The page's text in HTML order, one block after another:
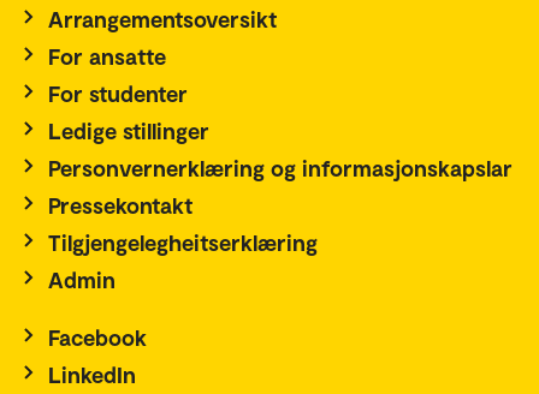
Arrangementsoversikt
For ansatte
For studenter
Ledige stillinger
Personvernerklæring og informasjonskapslar
Pressekontakt
Tilgjengelegheitserklæring
Admin
Facebook
LinkedIn